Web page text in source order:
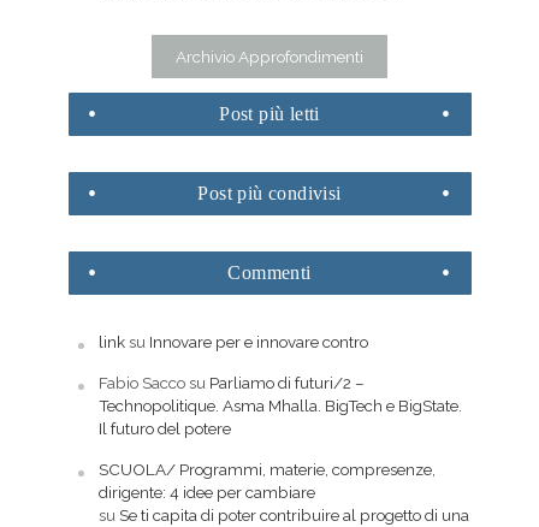
Archivio Approfondimenti
Post più letti
Post più condivisi
Commenti
linksu Innovare per e innovare contro
Fabio Saccosu Parliamo di futuri/2 –
Technopolitique. Asma Mhalla. BigTech e BigState.
Il futuro del potere
SCUOLA/ Programmi, materie, compresenze,
dirigente: 4 idee per cambiare
su Se ti capita di poter contribuire al progetto di una